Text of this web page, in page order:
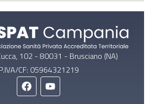
102 - 80031 - Brusciano (NA)
CF: 05964321219